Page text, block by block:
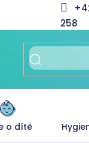
258
o dítě